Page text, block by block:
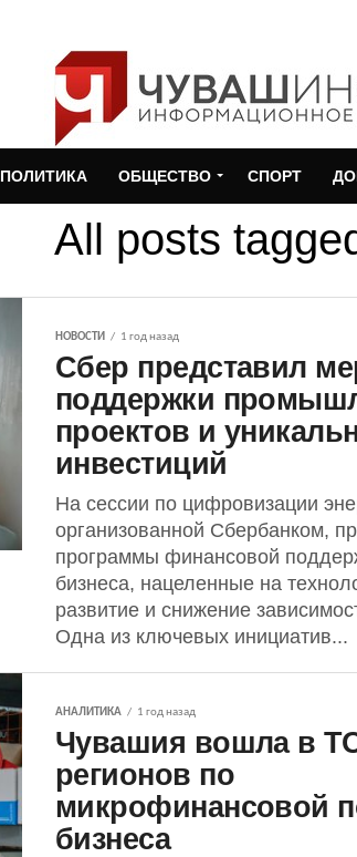
ПОЛИТИКА ОБЩЕСТВО СПОРТ
All posts
НОВОСТИ 1 год назад
Сбер представил
поддержки
проектов и
инвестиций
На сессии по цифровизации
организованной Сбербанком,
программы финансовой
бизнеса, нацеленные на
развитие и снижение
Одна из ключевых инициатив...
АНАЛИТИКА 1 год назад
Чувашия вошла в
регионов по
микрофинансовой
бизнеса